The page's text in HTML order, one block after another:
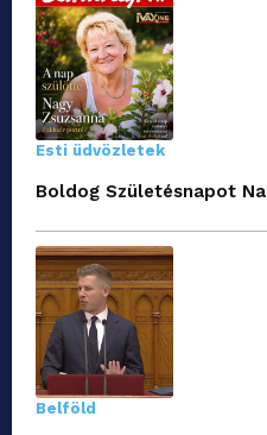
Esti üdvözletek
Boldog Születésnapot
Belföld